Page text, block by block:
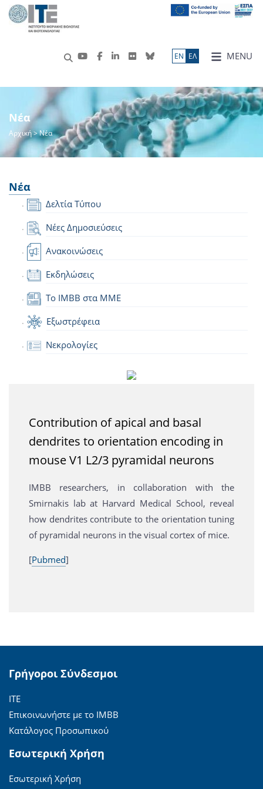
MENU
ΕN ΕΛ
Νέα
Αρχική> Νέα
Νέα
Δελτία Τύπου
Νέες Δημοσιεύσεις
Ανακοινώσεις
Εκδηλώσεις
Το IMBB στα ΜΜΕ
Εξωστρέφεια
Νεκρολογίες
Contribution of apical and basal
dendrites to orientation encoding in
mouse V1 L2/3 pyramidal neurons
IMBB researchers, in collaboration with the
Smirnakis lab at Harvard Medical School, reveal
how dendrites contribute to the orientation tuning
of pyramidal neurons in the visual cortex of mice.
[Pubmed]
Γρήγοροι Σύνδεσμοι
ΙΤΕ
Επικοινωνήστε με το ΙΜΒΒ
Κατάλογος Προσωπικού
Εσωτερική Χρήση
Εσωτερική Χρήση